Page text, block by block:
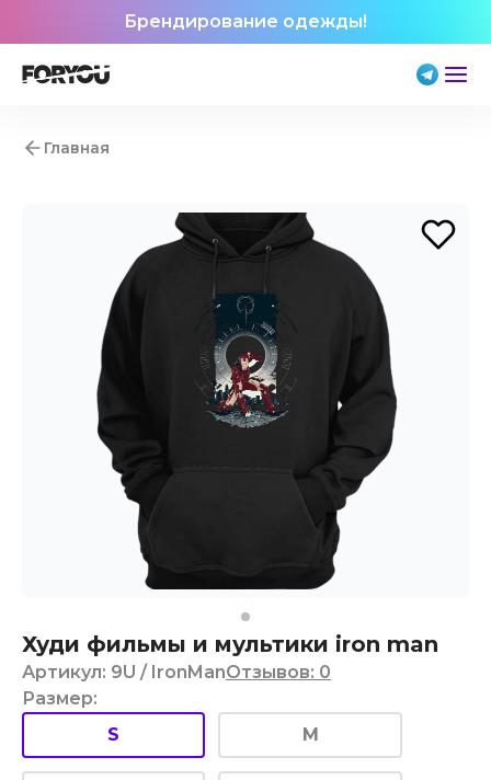
Брендирование одежды!
Главная
Худи фильмы и мультики iron man
Артикул: 9U / IronManОтзывов: 0
Размер:
S
M